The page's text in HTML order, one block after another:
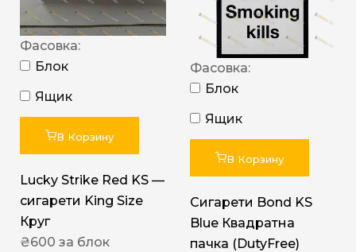
Фасовка:
Блок
Ящик
В Корзину
Lucky Strike Red KS —
сигарети King Size
Круг
₴600 за блок
Фасовка:
Блок
Ящик
В Корзину
Сигарети Bond KS
Blue Квадратна
пачка (DutyFree)